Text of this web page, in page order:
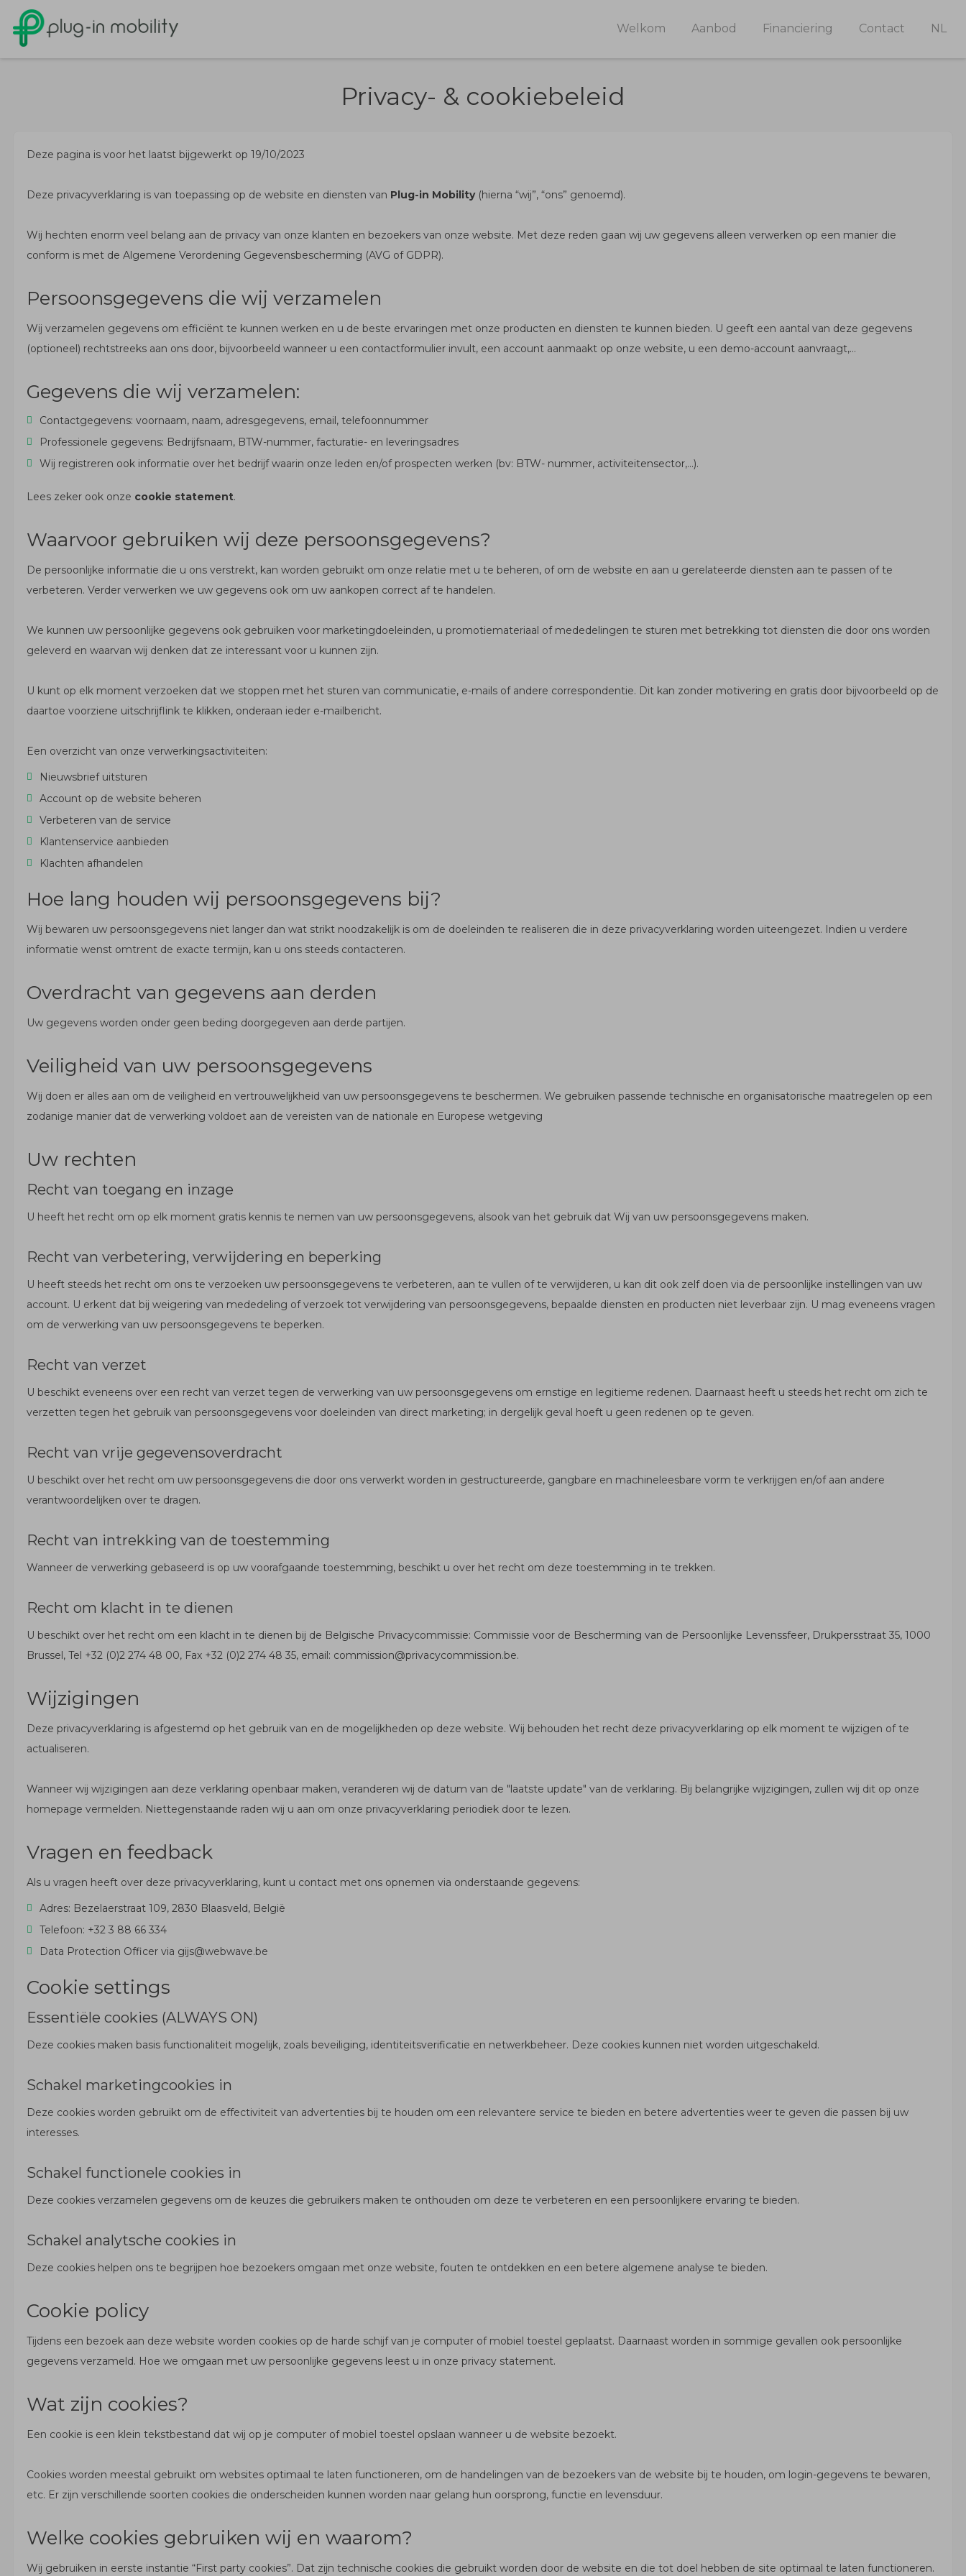
Welkom Aanbod Financiering Contact NL
Privacy- & cookiebeleid
Deze pagina is voor het laatst bijgewerkt op 19/10/2023
Deze privacyverklaring is van toepassing op de website en diensten van Plug-in Mobility(hierna “wij”, “ons” genoemd).
Wij hechten enorm veel belang aan de privacy van onze klanten en bezoekers van onze website. Met deze reden gaan wij uw gegevens alleen verwerken op een manier die
conform is met de Algemene Verordening Gegevensbescherming (AVG of GDPR).
Persoonsgegevens die wij verzamelen
Wij verzamelen gegevens om efficiënt te kunnen werken en u de beste ervaringen met onze producten en diensten te kunnen bieden. U geeft een aantal van deze gegevens
(optioneel) rechtstreeks aan ons door, bijvoorbeeld wanneer u een contactformulier invult, een account aanmaakt op onze website, u een demo-account aanvraagt,…
Gegevens die wij verzamelen:
Contactgegevens: voornaam, naam, adresgegevens, email, telefoonnummer
Professionele gegevens: Bedrijfsnaam, BTW-nummer, facturatie- en leveringsadres
Wij registreren ook informatie over het bedrijf waarin onze leden en/of prospecten werken (bv: BTW- nummer, activiteitensector,…).
Lees zeker ook onze cookie statement.
Waarvoor gebruiken wij deze persoonsgegevens?
De persoonlijke informatie die u ons verstrekt, kan worden gebruikt om onze relatie met u te beheren, of om de website en aan u gerelateerde diensten aan te passen of te
verbeteren. Verder verwerken we uw gegevens ook om uw aankopen correct af te handelen.
We kunnen uw persoonlijke gegevens ook gebruiken voor marketingdoeleinden, u promotiemateriaal of mededelingen te sturen met betrekking tot diensten die door ons worden
geleverd en waarvan wij denken dat ze interessant voor u kunnen zijn.
U kunt op elk moment verzoeken dat we stoppen met het sturen van communicatie, e-mails of andere correspondentie. Dit kan zonder motivering en gratis door bijvoorbeeld op de
daartoe voorziene uitschrijflink te klikken, onderaan ieder e-mailbericht.
Een overzicht van onze verwerkingsactiviteiten:
Nieuwsbrief uitsturen
Account op de website beheren
Verbeteren van de service
Klantenservice aanbieden
Klachten afhandelen
Hoe lang houden wij persoonsgegevens bij?
Wij bewaren uw persoonsgegevens niet langer dan wat strikt noodzakelijk is om de doeleinden te realiseren die in deze privacyverklaring worden uiteengezet. Indien u verdere
informatie wenst omtrent de exacte termijn, kan u ons steeds contacteren.
Overdracht van gegevens aan derden
Uw gegevens worden onder geen beding doorgegeven aan derde partijen.
Veiligheid van uw persoonsgegevens
Wij doen er alles aan om de veiligheid en vertrouwelijkheid van uw persoonsgegevens te beschermen. We gebruiken passende technische en organisatorische maatregelen op een
zodanige manier dat de verwerking voldoet aan de vereisten van de nationale en Europese wetgeving
Uw rechten
Recht van toegang en inzage
U heeft het recht om op elk moment gratis kennis te nemen van uw persoonsgegevens, alsook van het gebruik dat Wij van uw persoonsgegevens maken.
Recht van verbetering, verwijdering en beperking
U heeft steeds het recht om ons te verzoeken uw persoonsgegevens te verbeteren, aan te vullen of te verwijderen, u kan dit ook zelf doen via de persoonlijke instellingen van uw
account. U erkent dat bij weigering van mededeling of verzoek tot verwijdering van persoonsgegevens, bepaalde diensten en producten niet leverbaar zijn. U mag eveneens vragen
om de verwerking van uw persoonsgegevens te beperken.
Recht van verzet
U beschikt eveneens over een recht van verzet tegen de verwerking van uw persoonsgegevens om ernstige en legitieme redenen. Daarnaast heeft u steeds het recht om zich te
verzetten tegen het gebruik van persoonsgegevens voor doeleinden van direct marketing; in dergelijk geval hoeft u geen redenen op te geven.
Recht van vrije gegevensoverdracht
U beschikt over het recht om uw persoonsgegevens die door ons verwerkt worden in gestructureerde, gangbare en machineleesbare vorm te verkrijgen en/of aan andere
verantwoordelijken over te dragen.
Recht van intrekking van de toestemming
Wanneer de verwerking gebaseerd is op uw voorafgaande toestemming, beschikt u over het recht om deze toestemming in te trekken.
Recht om klacht in te dienen
U beschikt over het recht om een klacht in te dienen bij de Belgische Privacycommissie: Commissie voor de Bescherming van de Persoonlijke Levenssfeer, Drukpersstraat 35, 1000
Brussel, Tel +32 (0)2 274 48 00, Fax +32 (0)2 274 48 35, email: commission@privacycommission.be.
Wijzigingen
Deze privacyverklaring is afgestemd op het gebruik van en de mogelijkheden op deze website. Wij behouden het recht deze privacyverklaring op elk moment te wijzigen of te
actualiseren.
Wanneer wij wijzigingen aan deze verklaring openbaar maken, veranderen wij de datum van de "laatste update" van de verklaring. Bij belangrijke wijzigingen, zullen wij dit op onze
homepage vermelden. Niettegenstaande raden wij u aan om onze privacyverklaring periodiek door te lezen.
Vragen en feedback
Als u vragen heeft over deze privacyverklaring, kunt u contact met ons opnemen via onderstaande gegevens:
Adres: Bezelaerstraat 109, 2830 Blaasveld, België
Telefoon: +32 3 88 66 334
Data Protection Officer via gijs@webwave.be
Cookie settings
Essentiële cookies (ALWAYS ON)
Deze cookies maken basis functionaliteit mogelijk, zoals beveiliging, identiteitsverificatie en netwerkbeheer. Deze cookies kunnen niet worden uitgeschakeld.
Schakel marketingcookies in
Deze cookies worden gebruikt om de effectiviteit van advertenties bij te houden om een relevantere service te bieden en betere advertenties weer te geven die passen bij uw
interesses.
Schakel functionele cookies in
Deze cookies verzamelen gegevens om de keuzes die gebruikers maken te onthouden om deze te verbeteren en een persoonlijkere ervaring te bieden.
Schakel analytsche cookies in
Deze cookies helpen ons te begrijpen hoe bezoekers omgaan met onze website, fouten te ontdekken en een betere algemene analyse te bieden.
Cookie policy
Tijdens een bezoek aan deze website worden cookies op de harde schijf van je computer of mobiel toestel geplaatst. Daarnaast worden in sommige gevallen ook persoonlijke
gegevens verzameld. Hoe we omgaan met uw persoonlijke gegevens leest u in onze privacy statement.
Wat zijn cookies?
Een cookie is een klein tekstbestand dat wij op je computer of mobiel toestel opslaan wanneer u de website bezoekt.
Cookies worden meestal gebruikt om websites optimaal te laten functioneren, om de handelingen van de bezoekers van de website bij te houden, om login-gegevens te bewaren,
etc. Er zijn verschillende soorten cookies die onderscheiden kunnen worden naar gelang hun oorsprong, functie en levensduur.
Welke cookies gebruiken wij en waarom?
Wij gebruiken in eerste instantie “First party cookies”. Dat zijn technische cookies die gebruikt worden door de website en die tot doel hebben de site optimaal te laten functioneren.